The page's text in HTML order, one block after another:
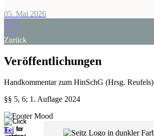
05. Mai 2026
Zurück
Veröffentlichungen
Handkommentar zum HinSchG (Hrsg. Reufels)
§§ 5, 6; 1. Auflage 2024